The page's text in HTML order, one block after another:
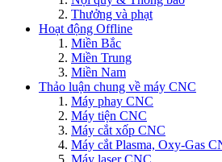
Thưởng và phạt
Hoạt động Offline
Miền Bắc
Miền Trung
Miền Nam
Thảo luận chung về máy CNC
Máy phay CNC
Máy tiện CNC
Máy cắt xốp CNC
Máy cắt Plasma, Oxy-Gas